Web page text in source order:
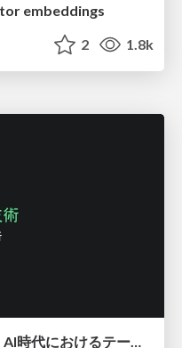
embeddings
2 1.8k
DBのスキルで生き残る技術 - AI時代におけるテーブル設計の勘所